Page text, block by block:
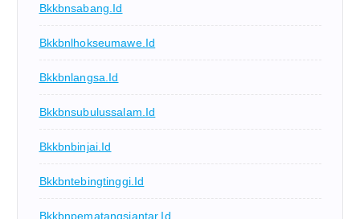
Bkkbnsabang.id
Bkkbnlhokseumawe.id
Bkkbnlangsa.id
Bkkbnsubulussalam.id
Bkkbnbinjai.id
Bkkbntebingtinggi.id
Bkkbnpematangsiantar.id